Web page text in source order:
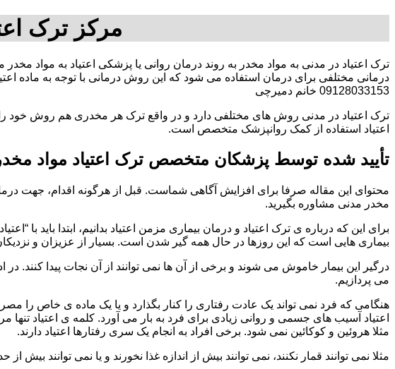
مرکز ترک
ترک اعتیاد در مدنی به مواد مخدر به روند درمان روانی یا پزشکی اعتیاد به مواد
درمانی مختلفی برای درمان استفاده می شود که این روش درمانی با توجه به ماده
09128033153 خانم دمیرچی
ترک اعتیاد در مدنی روش های مختلفی دارد و در واقع ترک هر مخدری هم روش خود را
اعتیاد استفاده از کمک روانپزشک متخصص است.
تأیید شده توسط پزشکان متخصص ترک اعتیاد مواد
محتوای این مقاله صرفا برای افزایش آگاهی شماست. قبل از هرگونه اقدام، جهت
مخدر مدنی مشاوره بگیرید.
برای این که درباره ی ترک اعتیاد و درمان بیماری مزمن اعتیاد بدانیم، ابتدا باید با
بیماری هایی است که این روزها در حال همه گیر شدن است. بسیار از عزیزان و
درگیر این بیمار خاموش می شوند و برخی از آن ها نمی توانند از آن نجات پیدا کنند.
می پردازیم.
هنگامی که فرد نمی تواند یک عادت رفتاری را کنار بگذارد و یا یک ماده ی خاص را
اعتیاد آسیب های جسمی و روانی زیادی برای فرد به بار می آورد. کلمه ی اعتیاد
مثلا هروئین و کوکائین نمی شود. برخی افراد به انجام یک سری رفتارها اعتیاد دارند.
مثلا نمی توانند قمار نکنند، نمی توانند بیش از اندازه غذا نخورند و یا نمی توانند بیش از